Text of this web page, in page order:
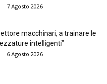
7 Agosto 2026
macchinari, a trainare le
intelligenti”
6 Agosto 2026